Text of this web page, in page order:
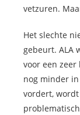
vetzuren.
Het slechte
gebeurt. ALA
voor een zeer
nog minder in
vordert,